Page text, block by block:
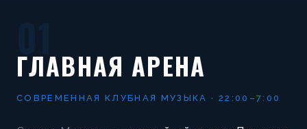
ГЛАВНАЯ АРЕНА
СОВРЕМЕННАЯ КЛУБНАЯ МУЗЫКА · 22:00–7:00